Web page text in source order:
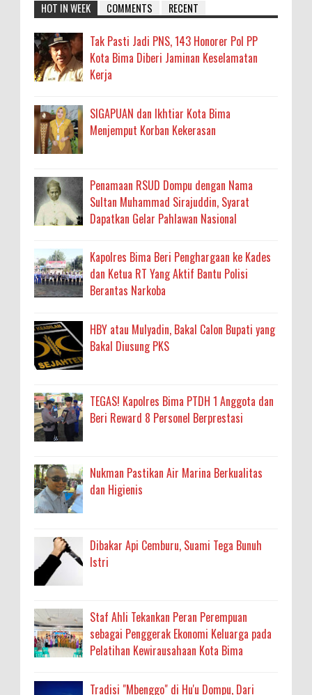
HOT IN WEEK COMMENTS RECENT
Tak Pasti Jadi PNS, 143 Honorer Pol PP
Kota Bima Diberi Jaminan Keselamatan
Kerja
SIGAPUAN dan Ikhtiar Kota Bima
Menjemput Korban Kekerasan
Penamaan RSUD Dompu dengan Nama
Sultan Muhammad Sirajuddin, Syarat
Dapatkan Gelar Pahlawan Nasional
Kapolres Bima Beri Penghargaan ke Kades
dan Ketua RT Yang Aktif Bantu Polisi
Berantas Narkoba
HBY atau Mulyadin, Bakal Calon Bupati yang
Bakal Diusung PKS
TEGAS! Kapolres Bima PTDH 1 Anggota dan
Beri Reward 8 Personel Berprestasi
Nukman Pastikan Air Marina Berkualitas
dan Higienis
Dibakar Api Cemburu, Suami Tega Bunuh
Istri
Staf Ahli Tekankan Peran Perempuan
sebagai Penggerak Ekonomi Keluarga pada
Pelatihan Kewirausahaan Kota Bima
Tradisi "Mbenggo" di Hu'u Dompu, Dari